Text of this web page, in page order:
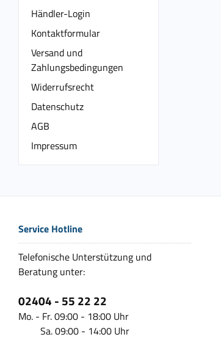
Händler-Login
Kontaktformular
Versand und
Zahlungsbedingungen
Widerrufsrecht
Datenschutz
AGB
Impressum
Service Hotline
Telefonische Unterstützung und
Beratung unter:
02404 - 55 22 22
Mo. - Fr. 09:00 - 18:00 Uhr
Sa. 09:00 - 14:00 Uhr